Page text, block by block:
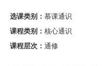
选课类别： 慕课通识
课程类别： 核心通识
课程层次： 通修